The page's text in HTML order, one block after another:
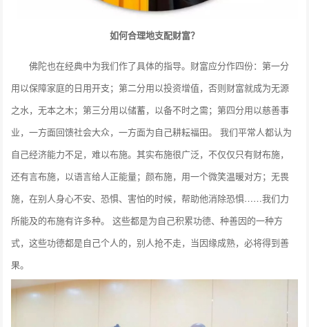
如何合理地支配财富？
佛陀也在经典中为我们作了具体的指导。财富应分作四份：第一分
用以保障家庭的日用开支；第二分用以投资增值，否则财富就成为无源
之水，无本之木；第三分用以储蓄，以备不时之需；第四分用以慈善事
业，一方面回馈社会大众，一方面为自己耕耘福田。 我们平常人都认为
自己经济能力不足，难以布施。其实布施很广泛，不仅仅只有财布施，
还有言布施，以语言给人正能量；颜布施，用一个微笑温暖对方；无畏
施，在别人身心不安、恐惧、害怕的时候，帮助他消除恐惧……我们力
所能及的布施有许多种。 这些都是为自己积累功德、种善因的一种方
式，这些功德都是自己个人的，别人抢不走，当因缘成熟，必将得到善
果。